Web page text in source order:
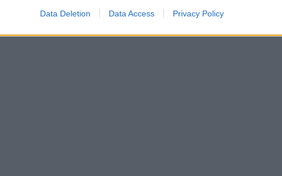
Data Deletion Data Access Privacy Policy